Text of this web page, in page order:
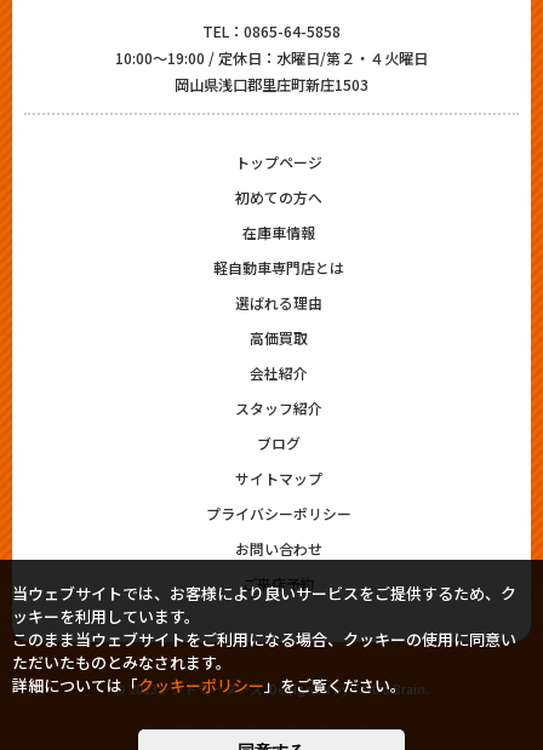
TEL： 0865-64-5858
10:00～19:00 / 定休日：水曜日/第２・４火曜日
岡山県浅口郡里庄町新庄1503
トップページ
初めての方へ
在庫車情報
軽自動車専門店とは
選ばれる理由
高価買取
会社紹介
スタッフ紹介
ブログ
サイトマップ
プライバシーポリシー
お問い合わせ
ご来店予約
© 2023シシドモータース. Designed byTratto Brain.
当ウェブサイトでは、お客様により良いサービスをご提供するため、ク
ッキーを利用しています。
このまま当ウェブサイトをご利用になる場合、クッキーの使用に同意い
ただいたものとみなされます。
詳細については「クッキーポリシー」をご覧ください。